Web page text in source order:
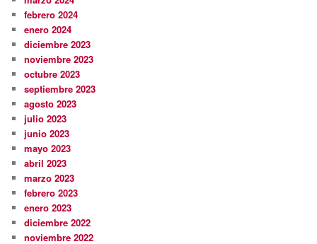
febrero 2024
enero 2024
diciembre 2023
noviembre 2023
octubre 2023
septiembre 2023
agosto 2023
julio 2023
junio 2023
mayo 2023
abril 2023
marzo 2023
febrero 2023
enero 2023
diciembre 2022
noviembre 2022